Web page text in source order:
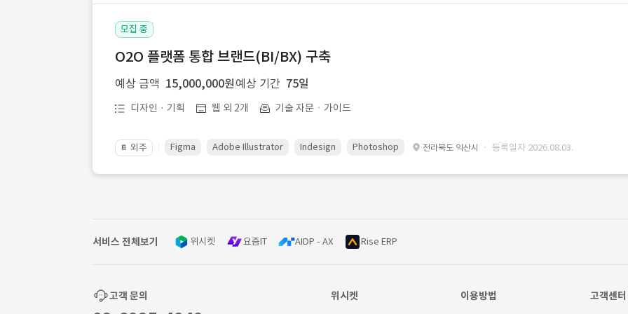
모집 중
O2O 플랫폼 통합 브랜드(BI/BX) 구축
예상 금액 15,000,000원 예상 기간 75일
디자인 · 기획 웹 외 2개 기술 자문ㆍ가이드
📔 외주 Figma Adobe Illustrator Indesign Photoshop 전라북도 익산시 · 등록일자 2026.08.03.
서비스 전체보기 위시켓 요즘IT AIDP - AX Rise ERP
고객 문의 위시켓 이용방법 고객센터